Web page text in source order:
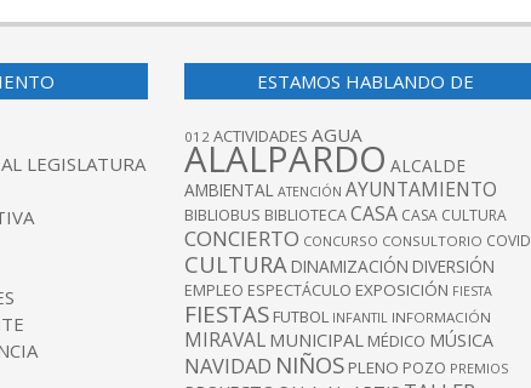
LEGISLATURA
ESTAMOS HABLANDO DE
012 ACTIVIDADES AGUA
ALALPARDO ALCALDE
AMBIENTAL ATENCIÓN AYUNTAMIENTO
BIBLIOBUS BIBLIOTECACASA CASA CULTURA
CONCIERTO CONCURSO CONSULTORIO COVID
CULTURA DINAMIZACIÓN DIVERSIÓN
EMPLEO ESPECTÁCULO EXPOSICIÓN FIESTA
FIESTAS FUTBOL INFANTIL INFORMACIÓN
MIRAVAL MUNICIPAL MÉDICO MÚSICA
NAVIDAD NIÑOS PLENO POZO PREMIOS